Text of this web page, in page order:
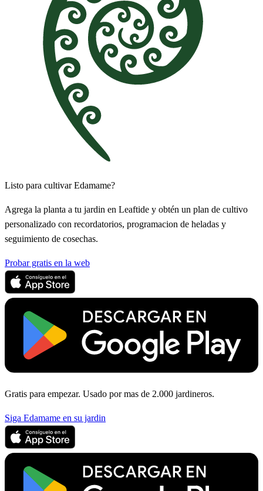
Listo para cultivar Edamame?
Agrega la planta a tu jardin en Leaftide y obtén un plan de cultivo
personalizado con recordatorios, programacion de heladas y
seguimiento de cosechas.
Probar gratis en la web
Gratis para empezar. Usado por mas de 2.000 jardineros.
Siga Edamame en su jardin